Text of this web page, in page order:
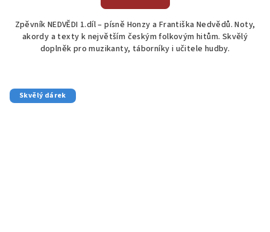
z
5
hvězdiček.
Zpěvník NEDVĚDI 1.díl – písně Honzy a Františka Nedvědů. Noty,
akordy a texty k největším českým folkovým hitům. Skvělý
doplněk pro muzikanty, táborníky i učitele hudby.
Skvělý dárek